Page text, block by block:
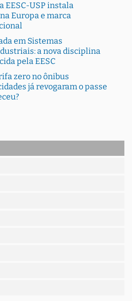
EESC-USP instala
Europa e marca
em Sistemas
a nova disciplina
pela EESC
zero no ônibus
já revogaram o passe